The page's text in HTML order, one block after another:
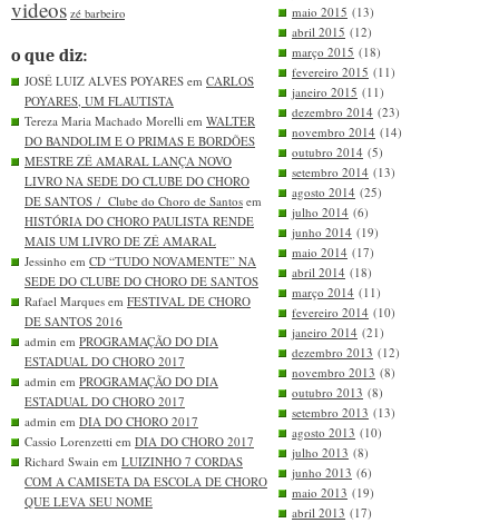
videos zé barbeiro
o que diz:
JOSÉ LUIZ ALVES POYARES em CARLOS
POYARES, UM FLAUTISTA
Tereza Maria Machado Morelli em WALTER
DO BANDOLIM E O PRIMAS E BORDÕES
MESTRE ZÉ AMARAL LANÇA NOVO
LIVRO NA SEDE DO CLUBE DO CHORO
DE SANTOS / Clube do Choro de Santos em
HISTÓRIA DO CHORO PAULISTA RENDE
MAIS UM LIVRO DE ZÉ AMARAL
Jessinho em CD “TUDO NOVAMENTE” NA
SEDE DO CLUBE DO CHORO DE SANTOS
Rafael Marques em FESTIVAL DE CHORO
DE SANTOS 2016
admin em PROGRAMAÇÃO DO DIA
ESTADUAL DO CHORO 2017
admin em PROGRAMAÇÃO DO DIA
ESTADUAL DO CHORO 2017
admin em DIA DO CHORO 2017
Cassio Lorenzetti em DIA DO CHORO 2017
Richard Swain em LUIZINHO 7 CORDAS
COM A CAMISETA DA ESCOLA DE CHORO
QUE LEVA SEU NOME
maio 2015 (13)
abril 2015 (12)
março 2015 (18)
fevereiro 2015 (11)
janeiro 2015 (11)
dezembro 2014 (23)
novembro 2014 (14)
outubro 2014 (5)
setembro 2014 (13)
agosto 2014 (25)
julho 2014 (6)
junho 2014 (19)
maio 2014 (17)
abril 2014 (18)
março 2014 (11)
fevereiro 2014 (10)
janeiro 2014 (21)
dezembro 2013 (12)
novembro 2013 (8)
outubro 2013 (8)
setembro 2013 (13)
agosto 2013 (10)
julho 2013 (8)
junho 2013 (6)
maio 2013 (19)
abril 2013 (17)